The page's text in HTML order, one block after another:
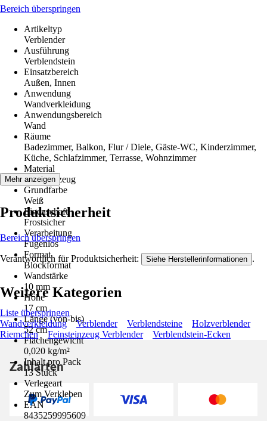
Bereich überspringen
Artikeltyp
Verblender
Ausführung
Verblendstein
Einsatzbereich
Außen, Innen
Anwendung
Wandverkleidung
Anwendungsbereich
Wand
Räume
Badezimmer, Balkon, Flur / Diele, Gäste-WC, Kinderzimmer,
Küche, Schlafzimmer, Terrasse, Wohnzimmer
Material
Feinsteinzeug
Grundfarbe
Weiß
Eigenschaft
Frostsicher
Verarbeitung
Fugenlos
Format
Blockformat
Wandstärke
10 mm
Höhe
17 cm
Länge (von-bis)
52 cm
Flächengewicht
0,020 kg/m²
Inhalt pro Pack
13 Stück
Verlegeart
Zum Verkleben
EAN
8435259995609
Mehr anzeigen
Produktsicherheit
Bereich überspringen
Verantwortlich für Produktsicherheit: Siehe Herstellerinformationen .
Weitere Kategorien
Liste überspringen
Wandverkleidung
Verblender Verblendsteine
Holzverblender
Riemchen
Feinsteinzeug Verblender Verblendstein-Ecken
Zahlarten